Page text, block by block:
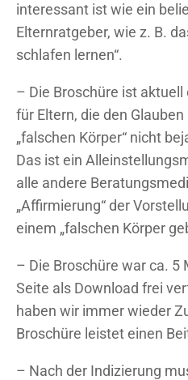
interessant ist wie ein
Elternratgeber, wie z. B.
schlafen lernen“.
– Die Broschüre ist
für Eltern, die den
„falschen Körper“ nicht
Das ist ein
alle andere
„Affirmierung“ der
einem „falschen Körper
– Die Broschüre war ca. 5
Seite als Download frei
haben wir immer wieder
Broschüre leistet einen
– Nach der Indizierung